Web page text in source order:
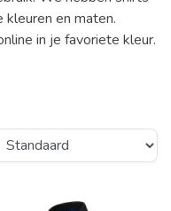
en maten.
in je favoriete kleur.